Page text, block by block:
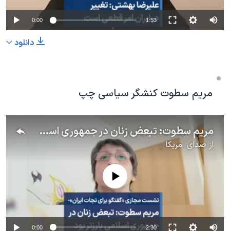
0:00 1:53
دانلود
مریم سطوت کنشگر سیاسی چپ
مریم سطوت: تبعض زنان در جمهوری اسلامی بارزتر بود
از صدای آمریکا
No media source currently available
0:00 2:30